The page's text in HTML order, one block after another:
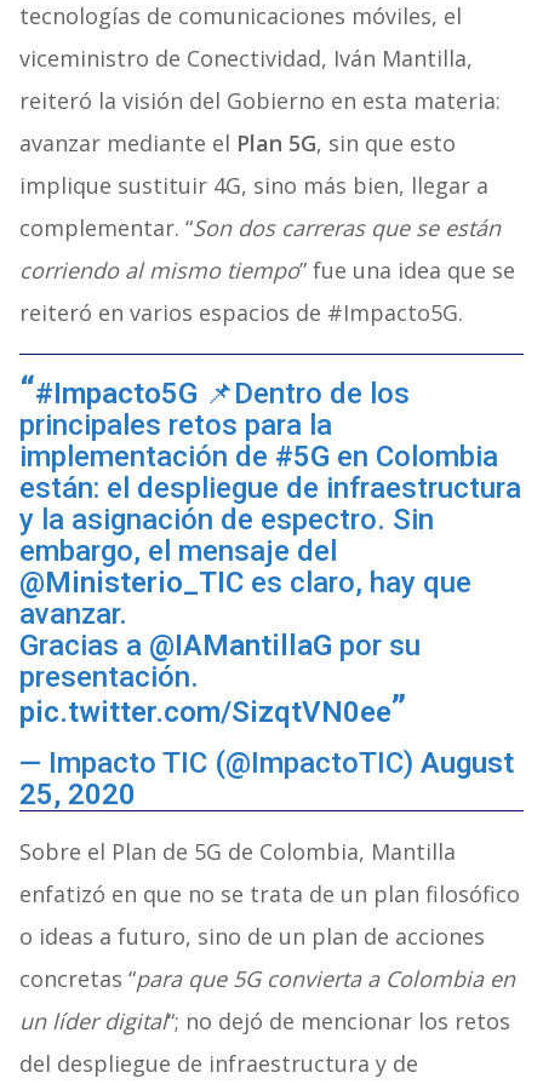
tecnologías de comunicaciones móviles, el
viceministro de Conectividad, Iván Mantilla,
reiteró la visión del Gobierno en esta materia:
avanzar mediante el Plan 5G, sin que esto
implique sustituir 4G, sino más bien, llegar a
complementar. “Son dos carreras que se están
corriendo al mismo tiempo” fue una idea que se
reiteró en varios espacios de #Impacto5G.
#Impacto5G 📌Dentro de los
principales retos para la
implementación de #5G en Colombia
están: el despliegue de infraestructura
y la asignación de espectro. Sin
embargo, el mensaje del
@Ministerio_TICes claro, hay que
avanzar.
Gracias a @IAMantillaG por su
presentación.
pic.twitter.com/SizqtVN0ee
— Impacto TIC (@ImpactoTIC) August
25, 2020
Sobre el Plan de 5G de Colombia, Mantilla
enfatizó en que no se trata de un plan filosófico
o ideas a futuro, sino de un plan de acciones
concretas “para que 5G convierta a Colombia en
un líder digital“; no dejó de mencionar los retos
del despliegue de infraestructura y de